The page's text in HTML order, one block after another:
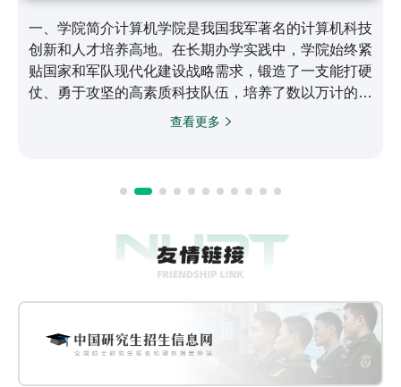
一、学院简介计算机学院是我国我军著名的计算机科技
创新和人才培养高地。在长期办学实践中，学院始终紧
贴国家和军队现代化建设战略需求，锻造了一支能打硬
仗、勇于攻坚的高素质科技队伍，培养了数以万计的信
息化领域骨干人才，取得了以银河/天河系列高性能计
界领先行列的综合实力。二、历史沿革学院起步于
1971年成立计算机…
查看更多